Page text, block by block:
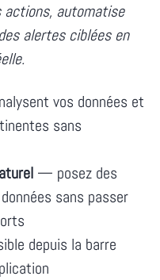
actions, automatise
alertes ciblées en
vos données et
sans
— posez des
sans passer
depuis la barre